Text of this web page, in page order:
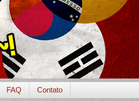
FAQ Contato